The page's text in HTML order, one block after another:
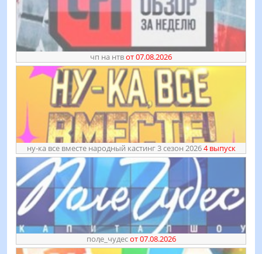
чп на нтвот 07.08.2026
ну-ка все вместе народный кастинг 3 сезон 20264 выпуск
поӆе_чудесот 07.08.2026